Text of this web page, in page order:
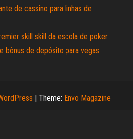
de cassino para linhas de
skill skill da escola de poker
bônus de depósito para vegas
| Theme: Envo Magazine